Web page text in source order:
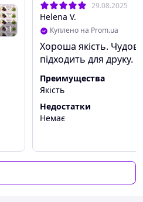
+1
29.08.2025
Helena V.
Куплено на Prom.ua
Хороша якість. Чудово
підходить для друку.
Преимущества
Якість
Недостатки
Немає